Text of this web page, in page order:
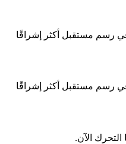
رسم مستقبل أكثر إشراقًا
رسم مستقبل أكثر إشراقًا
التحرك الآن.